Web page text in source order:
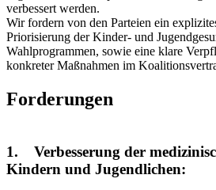
verbessert werden.
Wir fordern von den Parteien ein
Priorisierung der Kinder- und
Wahlprogrammen, sowie eine klare
konkreter Maßnahmen im
Forderungen
1. Verbesserung der
Kindern und Jugendlichen: